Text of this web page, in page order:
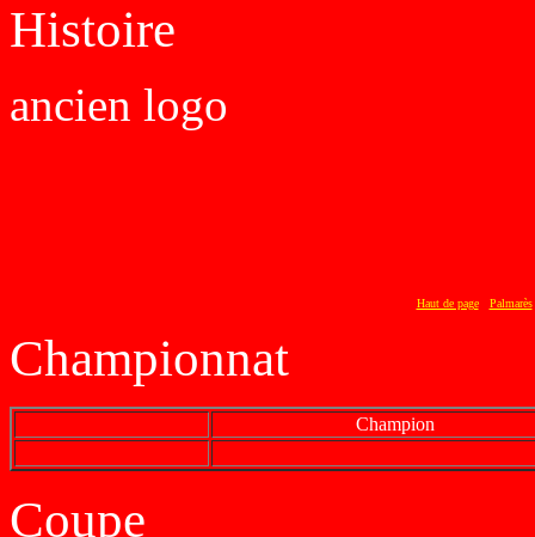
Histoire
ancien logo
Haut de page Palmarès
Championnat
Champion
Coupe